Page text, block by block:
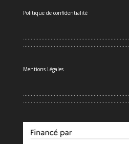
Politique de confidentialité
Mentions Légales